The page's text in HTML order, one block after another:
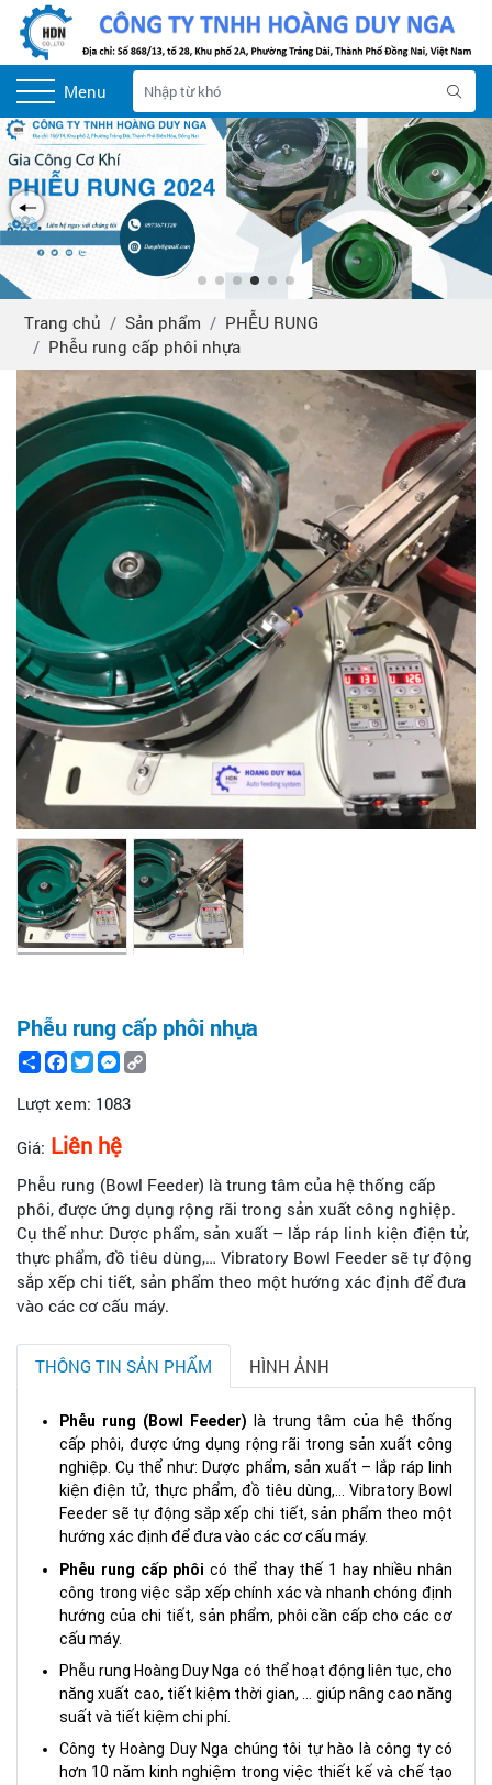
Menu
Trang chủ Sản phẩm
PHỄU RUNG
Phễu rung cấp phôi nhựa
Phễu rung cấp phôi nhựa
ShareFacebook
TwitterMessenger
Lượt xem: 1083
Giá: Liên hệ
Phễu rung (Bowl Feeder) là trung tâm của hệ thống cấp
phôi, được ứng dụng rộng rãi trong sản xuất công nghiệp.
Cụ thể như: Dược phẩm, sản xuất – lắp ráp linh kiện điện tử,
thực phẩm, đồ tiêu dùng,… Vibratory Bowl Feeder sẽ tự động
sắp xếp chi tiết, sản phẩm theo một hướng xác định để đưa
vào các cơ cấu máy.
THÔNG TIN SẢN PHẨM HÌNH ẢNH
Phễu rung (Bowl Feeder)
là trung tâm của hệ thống
cấp phôi, được ứng dụng rộng rãi trong sản xuất công
nghiệp. Cụ thể như: Dược phẩm, sản xuất – lắp ráp linh
kiện điện tử, thực phẩm, đồ tiêu dùng,… Vibratory Bowl
Feeder sẽ tự động sắp xếp chi tiết, sản phẩm theo một
hướng xác định để đưa vào các cơ cấu máy.
Phễu rung cấp phôi có thể thay thế 1 hay nhiều nhân
công trong việc sắp xếp chính xác và nhanh chóng định
hướng của chi tiết, sản phẩm, phôi cần cấp cho các cơ
cấu máy.
Phễu rung Hoàng Duy Nga có thể hoạt động liên tục, cho
năng xuất cao, tiết kiệm thời gian, … giúp nâng cao năng
suất và tiết kiệm chi phí.
Công ty Hoàng Duy Nga chúng tôi tự hào là công ty có
hơn 10 năm kinh nghiệm trong việc thiết kế và chế tạo